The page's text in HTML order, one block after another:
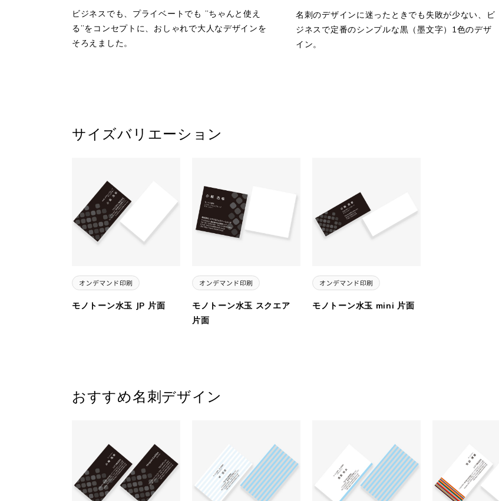
ビジネスでも、プライベートでも ”ちゃんと使え
る”をコンセプトに、おしゃれで大人なデザインを
そろえました。
名刺のデザインに迷ったときでも失敗が少ない、ビ
ジネスで定番のシンプルな黒（墨文字）1色のデザ
イン。
サイズバリエーション
モノトーン水玉 JP 片面
モノトーン水玉 スクエア
片面
モノトーン水玉 mini 片面
おすすめ名刺デザイン